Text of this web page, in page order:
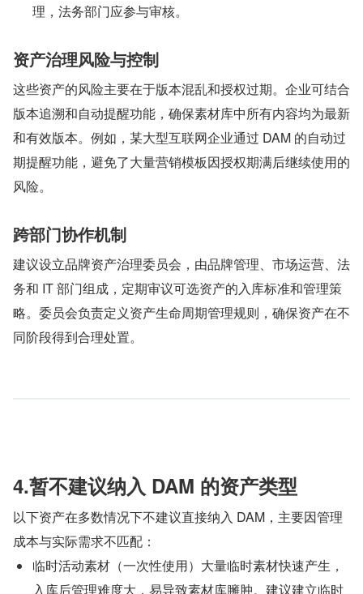
理，法务部门应参与审核。
资产治理风险与控制
这些资产的风险主要在于版本混乱和授权过期。企业可结合
版本追溯和自动提醒功能，确保素材库中所有内容均为最新
和有效版本。例如，某大型互联网企业通过 DAM 的自动过
期提醒功能，避免了大量营销模板因授权期满后继续使用的
风险。
跨部门协作机制
建议设立品牌资产治理委员会，由品牌管理、市场运营、法
务和 IT 部门组成，定期审议可选资产的入库标准和管理策
略。委员会负责定义资产生命周期管理规则，确保资产在不
同阶段得到合理处置。
4.暂不建议纳入 DAM 的资产类型
以下资产在多数情况下不建议直接纳入 DAM，主要因管理
成本与实际需求不匹配：
临时活动素材（一次性使用）大量临时素材快速产生，
入库后管理难度大，易导致素材库臃肿。建议建立临时